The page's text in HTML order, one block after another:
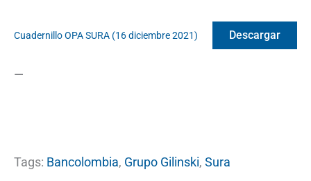
Cuadernillo OPA SURA (16 diciembre 2021) Descargar
—
Tags: Bancolombia, Grupo Gilinski, Sura